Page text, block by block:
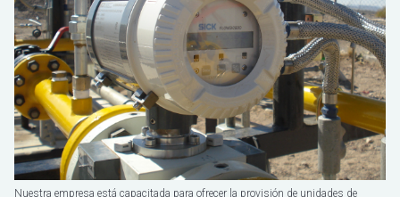
ESCO
Nuestra empresa está capacitada para ofrecer la provisión de unidades de